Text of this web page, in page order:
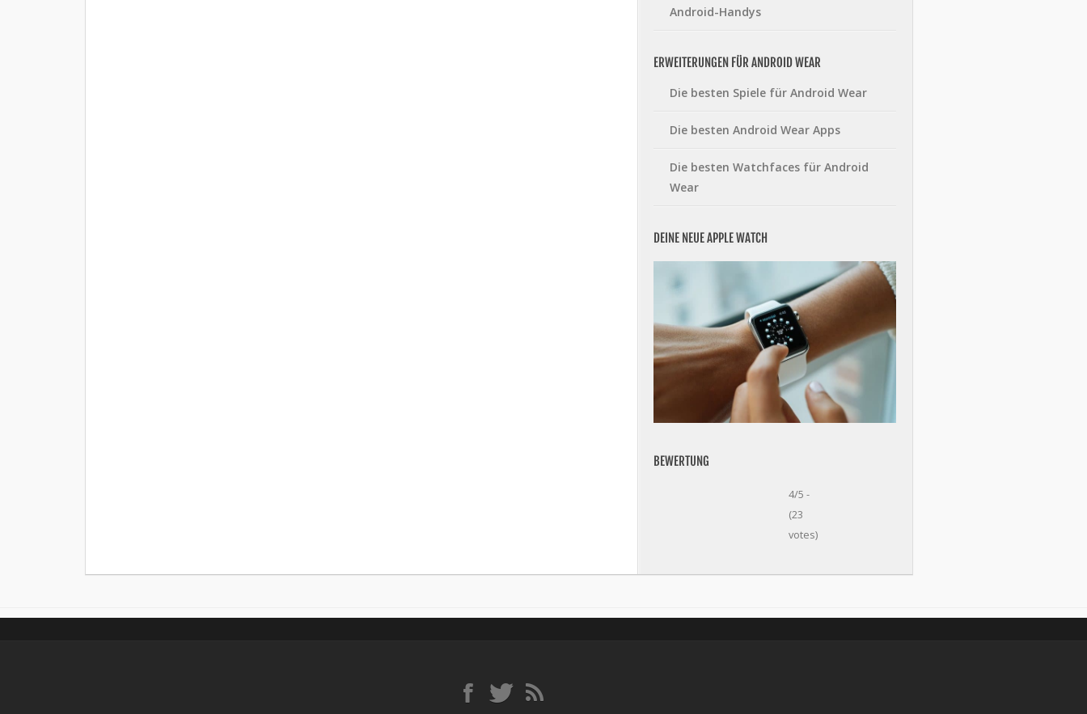
Android-Handys
ERWEITERUNGEN FÜR ANDROID WEAR
Die besten Spiele für Android Wear
Die besten Android Wear Apps
Die besten Watchfaces für Android
Wear
DEINE NEUE APPLE WATCH
BEWERTUNG
4/5 -
(23
votes)